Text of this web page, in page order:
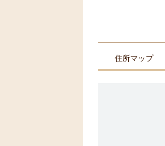
住所マップ